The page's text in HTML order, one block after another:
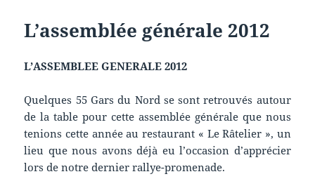
L’assemblée générale 2012
L’ASSEMBLEE GENERALE 2012
Quelques 55 Gars du Nord se sont retrouvés autour
de la table pour cette assemblée générale que nous
tenions cette année au restaurant « Le Râtelier », un
lieu que nous avons déjà eu l’occasion d’apprécier
lors de notre dernier rallye-promenade.